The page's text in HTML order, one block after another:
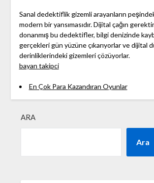
Sanal dedektiflik gizemli arayanların
modern bir yansımasıdır. Dijital çağın
donanmış bu dedektifler, bilgi denizinde
gerçekleri gün yüzüne çıkarıyorlar ve dijital
derinliklerindeki gizemleri çözüyorlar.
bayan takipci
En Çok Para Kazandıran Oyunlar
ARA
Ara